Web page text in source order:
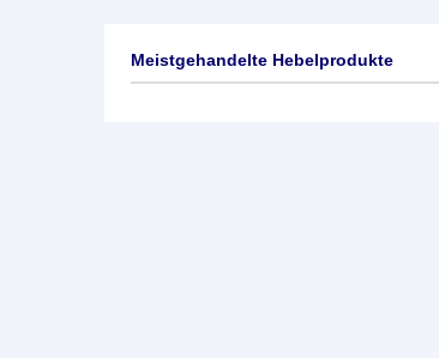
Meistgehandelte Hebelprodukte